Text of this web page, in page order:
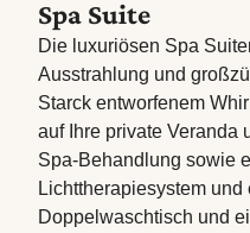
Spa Suite
Die luxuriösen Spa
Ausstrahlung und
Starck entworfenem
auf Ihre private Veranda
Spa-Behandlung sowie
Lichttherapiesystem
Doppelwaschtisch und